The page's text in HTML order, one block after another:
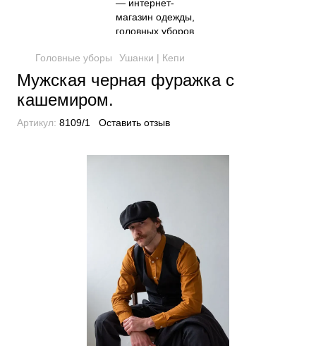
Головные уборы Ушанки | Кепи
Мужская черная фуражка с
кашемиром.
Артикул: 8109/1 Оставить отзыв